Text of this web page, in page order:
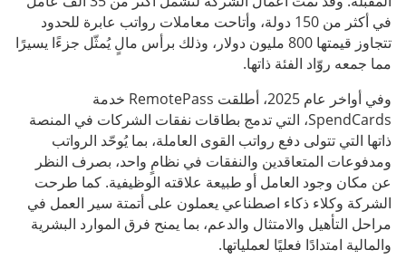
في أكثر من 150 دولة، وأتاحت معاملات رواتب عابرة للحدود
تتجاوز قيمتها 800 مليون دولار، وذلك برأس مالٍ يُمثّل جزءًا يسيرًا
مما جمعه روّاد الفئة ذاتها.
وفي أواخر عام 2025، أطلقت RemotePass خدمة
SpendCards، التي تدمج بطاقات نفقات الشركات في المنصة
ذاتها التي تتولى دفع رواتب القوى العاملة، بما يُوحّد الرواتب
ومدفوعات المتعاقدين والنفقات في نظامٍ واحد، بصرف النظر
عن مكان وجود العامل أو طبيعة علاقته الوظيفية. كما طرحت
الشركة وكلاء ذكاء اصطناعي يعملون على أتمتة سير العمل في
مراحل التأهيل والامتثال والدعم، بما يمنح فرق الموارد البشرية
والمالية امتدادًا فعليًا لعملياتها.